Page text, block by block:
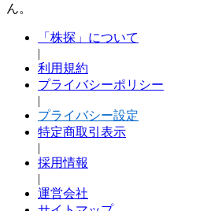
ん。
「株探」について
|
利用規約
プライバシーポリシー
|
プライバシー設定
特定商取引表示
|
採用情報
|
運営会社